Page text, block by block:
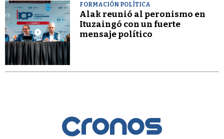
FORMACIÓN POLÍTICA
Alak reunió al peronismo en
Ituzaingó con un fuerte
mensaje político